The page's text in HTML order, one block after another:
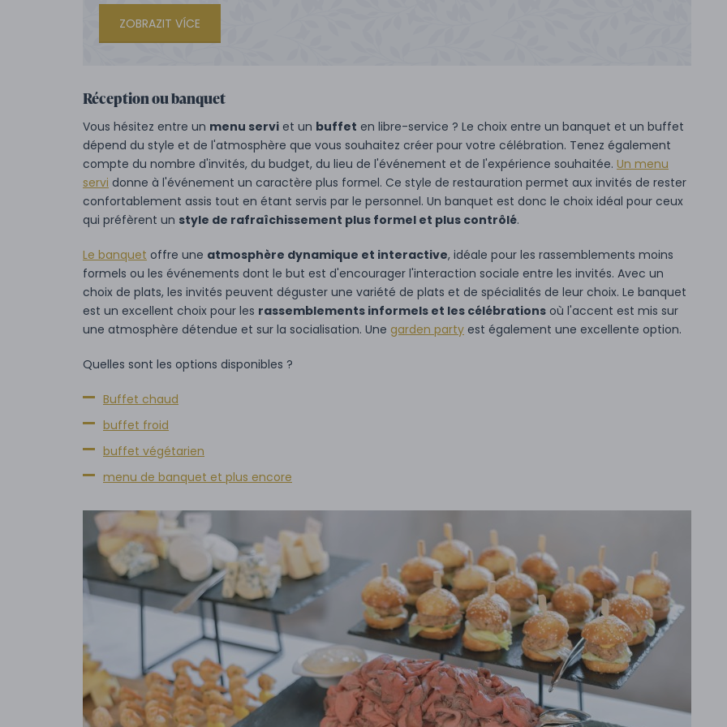
ZOBRAZIT VÍCE
Réception ou banquet
Vous hésitez entre un menu servi et un buffet en libre-service ? Le choix entre un banquet et un buffet
dépend du style et de l'atmosphère que vous souhaitez créer pour votre célébration. Tenez également
compte du nombre d'invités, du budget, du lieu de l'événement et de l'expérience souhaitée. Un menu
servi donne à l'événement un caractère plus formel. Ce style de restauration permet aux invités de rester
confortablement assis tout en étant servis par le personnel. Un banquet est donc le choix idéal pour ceux
qui préfèrent un style de rafraîchissement plus formel et plus contrôlé.
Le banquet offre une atmosphère dynamique et interactive, idéale pour les rassemblements moins
formels ou les événements dont le but est d'encourager l'interaction sociale entre les invités. Avec un
choix de plats, les invités peuvent déguster une variété de plats et de spécialités de leur choix. Le banquet
est un excellent choix pour les rassemblements informels et les célébrations où l'accent est mis sur
une atmosphère détendue et sur la socialisation. Une garden party est également une excellente option.
Quelles sont les options disponibles ?
Buffet chaud
buffet froid
buffet végétarien
menu de banquet et plus encore